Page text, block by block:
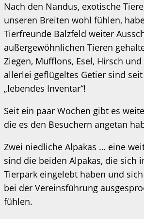
Nach den Nandus, exotische
unseren Breiten wohl fühlen,
Tierfreunde Balzfeld weiter
außergewöhnlichen Tieren
Ziegen, Mufflons, Esel, Hirsch und
allerlei geflügeltes Getier sind seit
„lebendes Inventar“!
Seit ein paar Wochen gibt es
die es den Besuchern angetan
Zwei niedliche Alpakas … eine
sind die beiden Alpakas, die sich
Tierpark eingelebt haben und
bei der Vereinsführung
fühlen.